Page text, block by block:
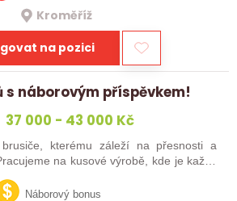
Kroměříž
na pozici
s náborovým příspěvkem!
37 000 - 43 000 Kč
kterému záleží na přesnosti a
na kusové výrobě, kde je každý
už máš zkušenosti s broušením na
nebo…Náborový bonus